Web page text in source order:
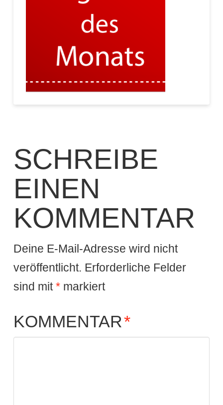
SCHREIBE
EINEN
KOMMENTAR
Deine E-Mail-Adresse wird nicht
veröffentlicht. Erforderliche Felder
sind mit*markiert
KOMMENTAR*